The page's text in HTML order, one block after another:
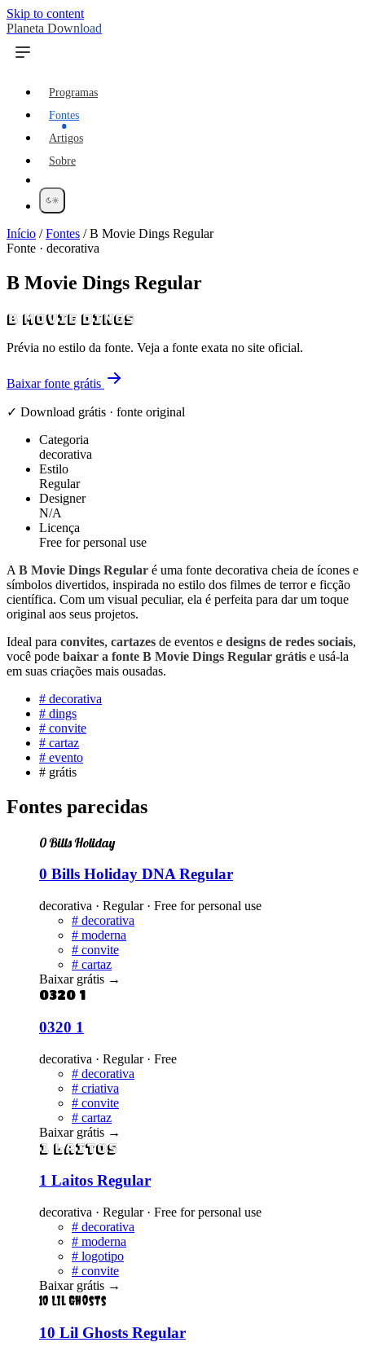
Skip to content
Planeta Download
Programas
Fontes
Artigos
Sobre
Início /Fontes /B Movie Dings Regular
Fonte · decorativa
B Movie Dings Regular
B Movie Dings
Prévia no estilo da fonte. Veja a fonte exata no site oficial.
Baixar fonte grátis
✓ Download grátis · fonte original
Categoria
decorativa
Estilo
Regular
Designer
N/A
Licença
Free for personal use
A B Movie Dings Regular é uma fonte decorativa cheia de ícones e
símbolos divertidos, inspirada no estilo dos filmes de terror e ficção
científica. Com um visual peculiar, ela é perfeita para dar um toque
original aos seus projetos.
Ideal para convites, cartazes de eventos e designs de redes sociais,
você pode baixar a fonte B Movie Dings Regular grátis e usá-la
em suas criações mais ousadas.
# decorativa
# dings
# convite
# cartaz
# evento
# grátis
Fontes parecidas
0 Bills Holiday
0 Bills Holiday DNA Regular
decorativa · Regular · Free for personal use
# decorativa
# moderna
# convite
# cartaz
Baixar grátis →
0320 1
0320 1
decorativa · Regular · Free
# decorativa
# criativa
# convite
# cartaz
Baixar grátis →
1 Laitos
1 Laitos Regular
decorativa · Regular · Free for personal use
# decorativa
# moderna
# logotipo
# convite
Baixar grátis →
10 Lil Ghosts
10 Lil Ghosts Regular